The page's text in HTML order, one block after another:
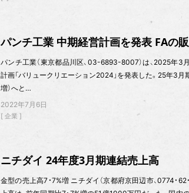
パンチ工業 中期経営計画を発表 FAの
パンチ工業（東京都品川区、03-6893-8007）は、2025年
計画「バリュークリエーション2024」を発表した。25年3
増）へと…
2022年7月6日
企業
ニチダイ 24年度3月期連結売上高
金型の売上高7・7%増 ニチダイ（京都府京田辺市、0774・